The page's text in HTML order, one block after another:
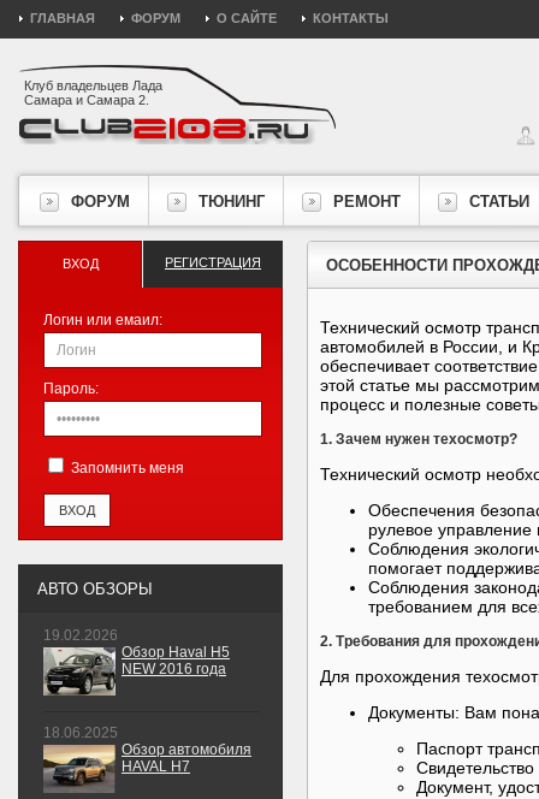
ГЛАВНАЯ ФОРУМ О САЙТЕ КОНТАКТЫ
Клуб владельцев Лада
Самара и Самара 2.
ФОРУМ ТЮНИНГ РЕМОНТ СТАТЬИ
ОСОБЕННОСТИ
Технический осмотр
автомобилей в России, и
обеспечивает
этой статье мы
процесс и полезные
1. Зачем нужен техосмотр?
Технический осмотр
Обеспечения
рулевое управление
Соблюдения
помогает
Соблюдения
требованием для
2. Требования для
Для прохождения
Документы: Вам
Паспорт
Документ,
ВХОД РЕГИСТРАЦИЯ
Логин или емаил:
Пароль:
Запомнить меня
АВТО ОБЗОРЫ
19.02.2026
Обзор Haval H5
NEW 2016 года
18.06.2025
Обзор автомобиля
HAVAL H7